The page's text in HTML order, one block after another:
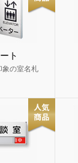
ト
象の室名札